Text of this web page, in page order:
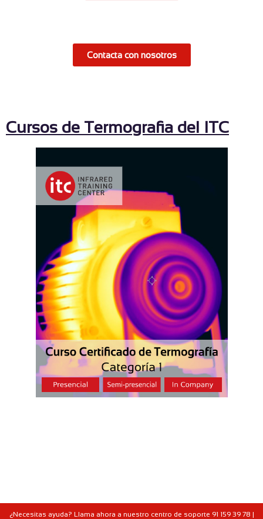
Contacta con nosotros
Cursos de Termografia del ITC
¿Necesitas ayuda? Llama ahora a nuestro centro de soporte 91 159 39 78 |